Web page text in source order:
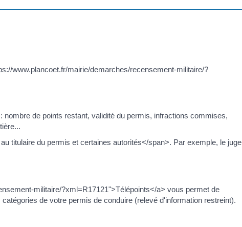
www.plancoet.fr/mairie/demarches/recensement-militaire/?
de points restant, validité du permis, infractions commises,
titulaire du permis et certaines autorités</span>. Par exemple, le juge
militaire/?xml=R17121">Télépoints</a> vous permet de
de votre permis de conduire (relevé d'information restreint).